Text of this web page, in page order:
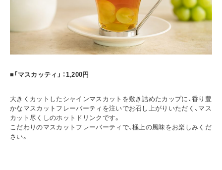
■「マスカッティ」 ：1,200円
大きくカットしたシャインマスカットを敷き詰めたカップに、香り豊
かなマスカットフレーバーティを注いでお召し上がりいただく、マス
カット尽くしのホットドリンクです。
こだわりのマスカットフレーバーティで、極上の風味をお楽しみくだ
さい。